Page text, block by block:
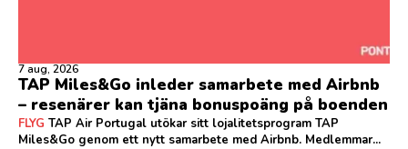
7 aug, 2026
TAP Miles&Go inleder samarbete med Airbnb
– resenärer kan tjäna bonuspoäng på boenden
FLYG TAP Air Portugal utökar sitt lojalitetsprogram TAP
Miles&Go genom ett nytt samarbete med Airbnb. Medlemmar...